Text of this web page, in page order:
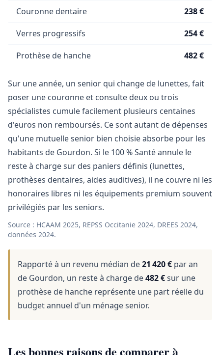
Couronne dentaire 238 €
Verres progressifs 254 €
Prothèse de hanche 482 €
Sur une année, un senior qui change de lunettes, fait
poser une couronne et consulte deux ou trois
spécialistes cumule facilement plusieurs centaines
d'euros non remboursés. Ce sont autant de dépenses
qu'une mutuelle senior bien choisie absorbe pour les
habitants de Gourdon. Si le 100 % Santé annule le
reste à charge sur des paniers définis (lunettes,
prothèses dentaires, aides auditives), il ne couvre ni les
honoraires libres ni les équipements premium souvent
privilégiés par les seniors.
Source : HCAAM 2025, REPSS Occitanie 2024, DREES 2024,
données 2024.
Rapporté à un revenu médian de21 420 € par an
de Gourdon, un reste à charge de482 €sur une
prothèse de hanche représente une part réelle du
budget annuel d'un ménage senior.
Les bonnes raisons de comparer à